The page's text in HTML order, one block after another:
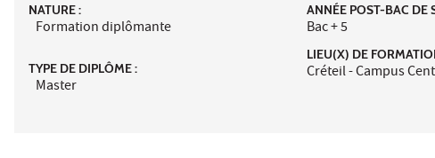
NATURE :
Formation diplômante
TYPE DE DIPLÔME :
Master
ANNÉE POST-BAC DE
Bac + 5
LIEU(X) DE
Créteil - Campus